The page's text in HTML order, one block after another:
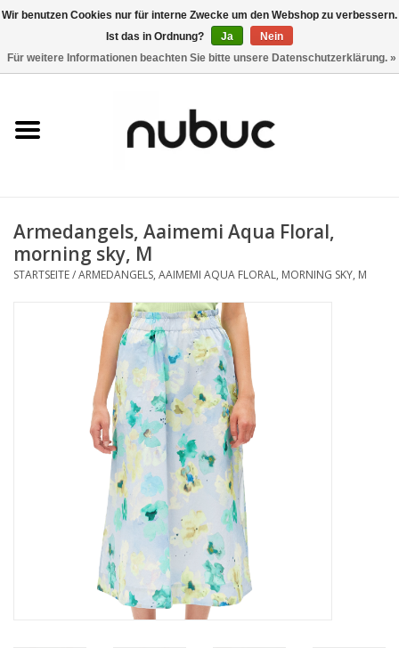
0 Artikel - CHF 0,00
Damen
Accessoires
Armedangels, Aaimemi Aqua Floral,
morning sky, M
STARTSEITE/ARMEDANGELS, AAIMEMI AQUA FLORAL, MORNING SKY, M
Wir benutzen Cookies nur für interne Zwecke um den Webshop zu verbessern.
Ist das in Ordnung?
Ja
Nein
Für weitere Informationen beachten Sie bitte unsere Datenschutzerklärung. »